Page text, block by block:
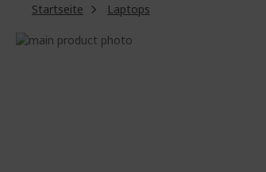
Startseite
Laptops
Zum